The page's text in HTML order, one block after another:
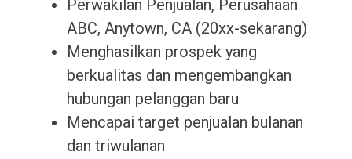
Perwakilan Penjualan, Perusahaan
ABC, Anytown, CA (20xx-sekarang)
Menghasilkan prospek yang
berkualitas dan mengembangkan
hubungan pelanggan baru
Mencapai target penjualan bulanan
dan triwulanan